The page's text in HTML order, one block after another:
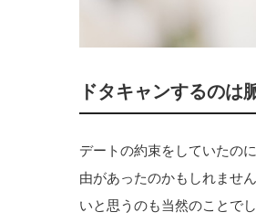
ドタキャンするのは
デートの約束をしていたの
由があったのかもしれませ
いと思うのも当然のことでし